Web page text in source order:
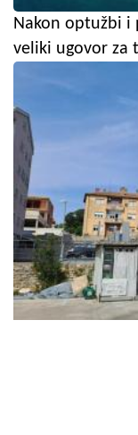
Nakon optužbi i
veliki ugovor za